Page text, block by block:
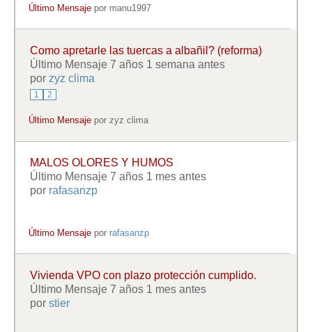
Último Mensaje por manu1997
Como apretarle las tuercas a albañil? (reforma)
Último Mensaje 7 años 1 semana antes
por zyz clima
1 2
Último Mensaje porzyz clima
MALOS OLORES Y HUMOS
Último Mensaje 7 años 1 mes antes
por rafasanzp
Último Mensaje por rafasanzp
Vivienda VPO con plazo protección cumplido.
Último Mensaje 7 años 1 mes antes
por stier